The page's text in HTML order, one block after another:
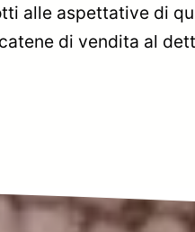
alle aspettative di
di vendita al